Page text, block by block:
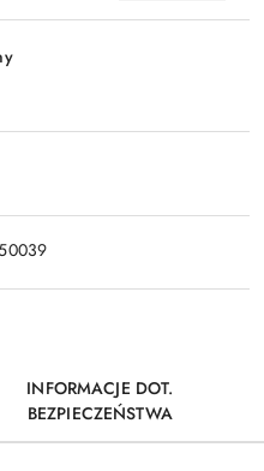
INFORMACJE DOT.
BEZPIECZEŃSTWA